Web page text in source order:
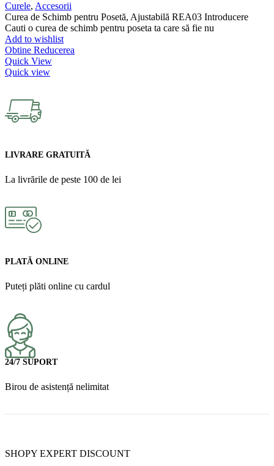
Curele, Accesorii
Curea de Schimb pentru Posetă, Ajustabilă REA03 Introducere
Cauti o curea de schimb pentru poseta ta care să fie nu
Add to wishlist
Obtine Reducerea
Quick View
Quick view
LIVRARE GRATUITĂ
La livrările de peste 100 de lei
PLATĂ ONLINE
Puteți plăti online cu cardul
24/7 SUPORT
Birou de asistență nelimitat
SHOPY EXPERT DISCOUNT